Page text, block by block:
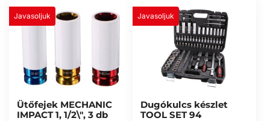
Javasoljuk
Ütőfejek MECHANIC
IMPACT 1, 1/2\", 3 db
Javasoljuk
Dugókulcs készlet
TOOL SET 94